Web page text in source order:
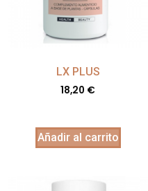
LX PLUS
18,20 €
Añadir al carrito